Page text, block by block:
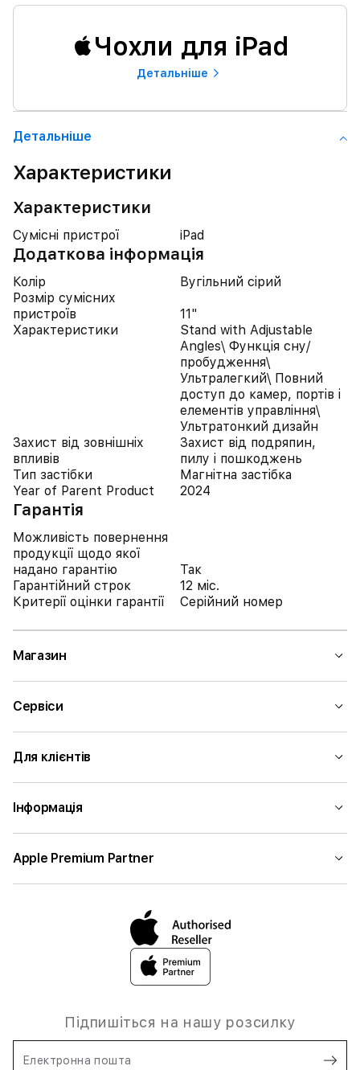
Чохли для iPad
Детальнiше
Детальнiше
Характеристики
Характеристики
Сумісні пристрої iPad
Додаткова інформація
Колір
Вугільний сірий
Розмір сумісних
пристроїв
11"
Характеристики
Stand with Adjustable
Angles\ Функція сну/
пробудження\
Ультралегкий\ Повний
доступ до камер, портів і
елементів управління\
Ультратонкий дизайн
Захист від зовнішніх
впливів
Захист від подряпин,
пилу і пошкоджень
Тип застібки
Магнітна застібка
Year of Parent Product
2024
Гарантія
Можливість повернення
продукції щодо якої
надано гарантію
Так
Гарантійний строк
12 міс.
Критерії оцінки гарантії
Серійний номер
Магазин
Сервіси
Для клієнтів
Інформація
Apple Premium Partner
Підпишіться на нашу розсилку
Електронна пошта